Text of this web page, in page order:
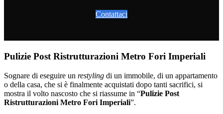
Contattaci
Pulizie Post Ristrutturazioni Metro Fori Imperiali
Sognare di eseguire un restyling di un immobile, di un appartamento
o della casa, che si è finalmente acquistati dopo tanti sacrifici, si
mostra il volto nascosto che si riassume in “Pulizie Post
Ristrutturazioni Metro Fori Imperiali”.